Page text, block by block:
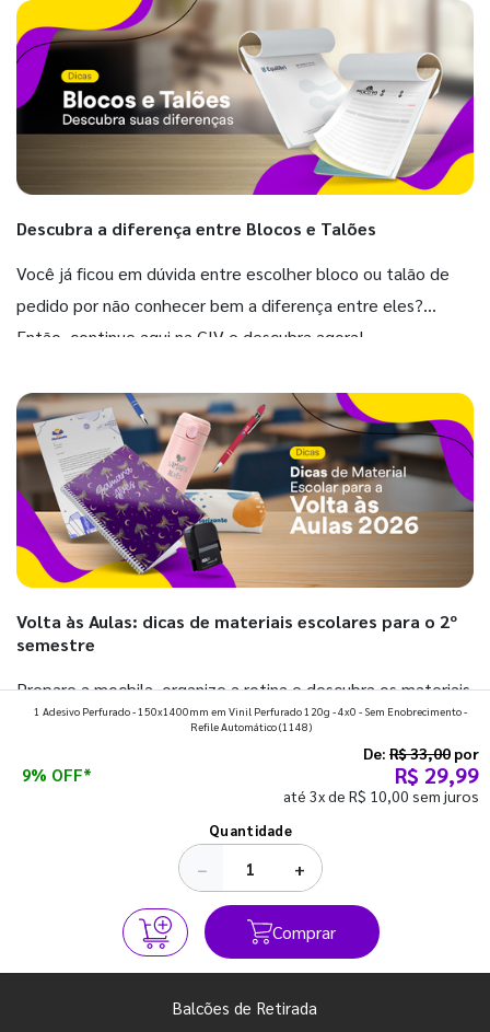
Descubra a diferença entre Blocos e Talões
Você já ficou em dúvida entre escolher bloco ou talão de
pedido por não conhecer bem a diferença entre eles?
Então, continue aqui na GIV e descubra agora!
Volta às Aulas: dicas de materiais escolares para o 2º
semestre
Prepare a mochila, organize a rotina e descubra os materiais
que fazem toda diferença para começar o segundo
1 Adesivo Perfurado - 150x1400mm em Vinil Perfurado 120g - 4x0 - Sem Enobrecimento -
Refile Automático(1148)
9% OFF*
De: R$ 33,00 por
R$ 29,99
até 3x de R$ 10,00 sem juros
Quantidade
− +
Comprar
Balcões de Retirada